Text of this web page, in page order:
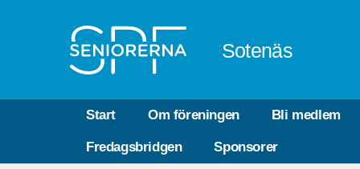
Sotenäs
Start Om föreningen Bli medlem
Fredagsbridgen Sponsorer